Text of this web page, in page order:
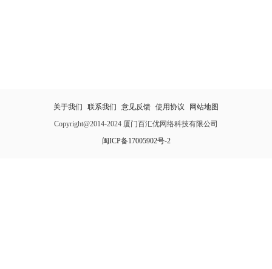
关于我们 联系我们 意见反馈 使用协议
网站地图
Copyright@2014-2024 厦门百汇优网络科技有限公司
闽ICP备17005902号-2